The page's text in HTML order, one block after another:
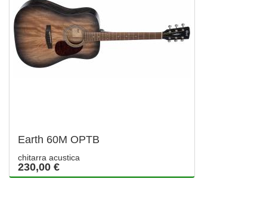
Earth 60M OPTB
chitarra acustica
230,00 €